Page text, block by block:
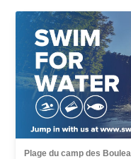
Plage du camp des